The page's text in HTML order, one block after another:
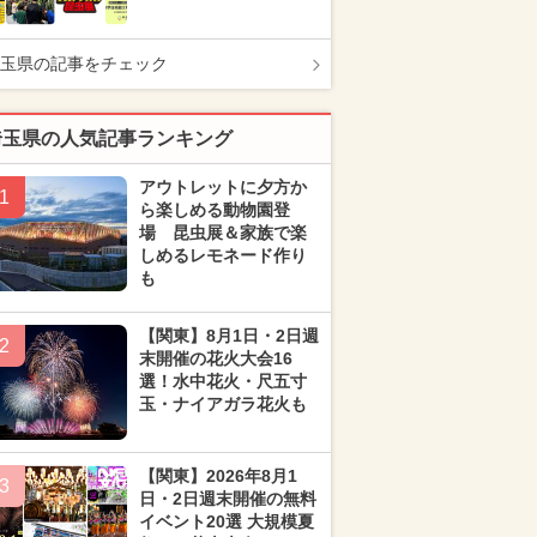
県の記事をチェック
県の人気記事ランキング
1
アウトレットに夕方か
ら楽しめる動物園登
場 昆虫展＆家族で楽
しめるレモネード作り
も
2
【関東】8月1日・2日週
末開催の花火大会16
選！水中花火・尺五寸
玉・ナイアガラ花火も
3
【関東】2026年8月1
日・2日週末開催の無料
イベント20選 大規模夏